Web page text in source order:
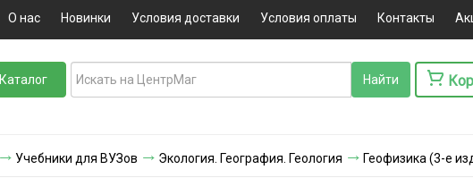
О нас Новинки Условия доставки Условия оплаты Контакты
Каталог
Учебники для ВУЗов Экология. География. Геология Геофизика (3-е